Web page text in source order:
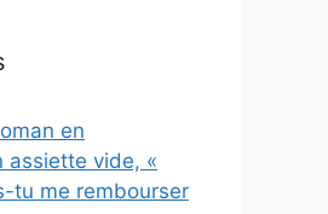
en
assiette vide, «
tu me rembourser